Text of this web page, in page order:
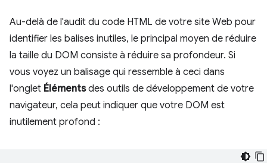
Au-delà de l'audit du code HTML de votre site Web pour
identifier les balises inutiles, le principal moyen de réduire
la taille du DOM consiste à réduire sa profondeur. Si
vous voyez un balisage qui ressemble à ceci dans
l'onglet Élémentsdes outils de développement de votre
navigateur, cela peut indiquer que votre DOM est
inutilement profond :